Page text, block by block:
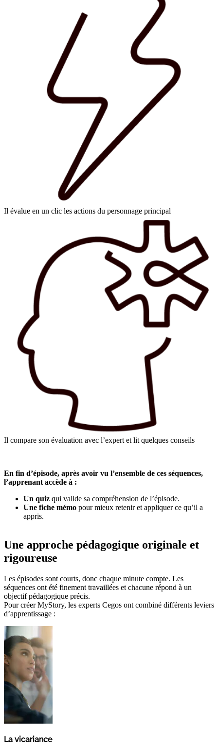
Il évalue en un clic les actions du personnage principal
Il compare son évaluation avec l’expert et lit quelques conseils
En fin d’épisode, après avoir vu l’ensemble de ces séquences,
l’apprenant accède à :
Un quiz qui valide sa compréhension de l’épisode.
Une fiche mémo pour mieux retenir et appliquer ce qu’il a
appris.
Une approche pédagogique originale et
rigoureuse
Les épisodes sont courts, donc chaque minute compte. Les
séquences ont été finement travaillées et chacune répond à un
objectif pédagogique précis.
Pour créer MyStory, les experts Cegos ont combiné différents leviers
d’apprentissage :
La vicariance